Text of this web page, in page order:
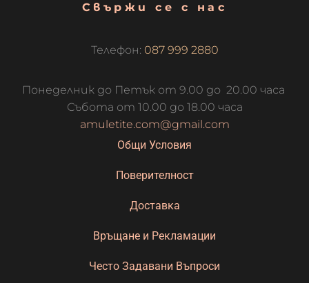
Свържи се с нас
Телефон: 087 999 2880
Понеделник до Петък от 9.00 до 20.00 часа
Събота от 10.00 до 18.00 часа
amuletite.com@gmail.com
Общи Условия
Поверителност
Доставка
Връщане и Рекламации
Често Задавани Въпроси